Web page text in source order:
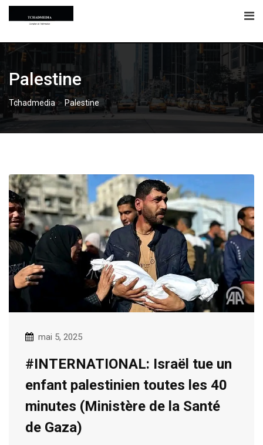
Skip
Palestine
Tchadmedia> Palestine
mai 5, 2025
#INTERNATIONAL: Israël tue un
enfant palestinien toutes les 40
minutes (Ministère de la Santé
de Gaza)